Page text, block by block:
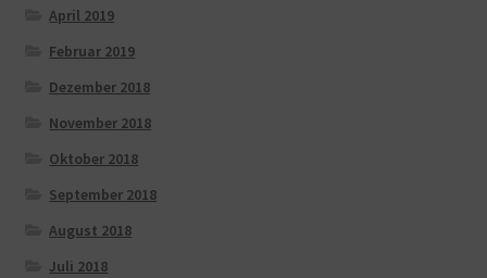
April 2019
Februar 2019
Dezember 2018
November 2018
Oktober 2018
September 2018
August 2018
Juli 2018